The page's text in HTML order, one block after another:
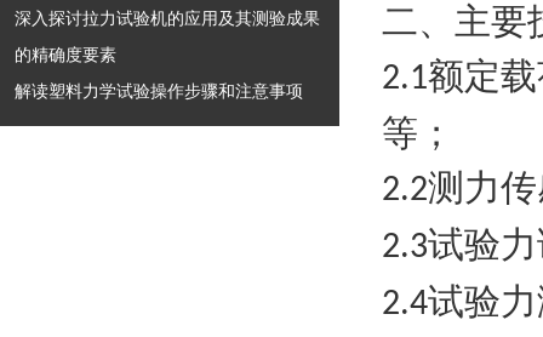
深入探讨拉力试验机的应用及其测验成果
的精确度要素
解读塑料力学试验操作步骤和注意事项
二、主要
2.1额定
等；
2.2测力
2.3试验
2.4试验